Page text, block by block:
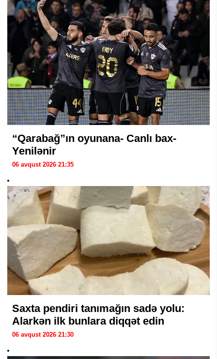
“Qarabağ”ın oyunana- Canlı bax-
Yenilənir
06 avqust 2026 21:35
Saxta pendiri tanımağın sadə yolu:
Alarkən ilk bunlara diqqət edin
06 avqust 2026 21:30